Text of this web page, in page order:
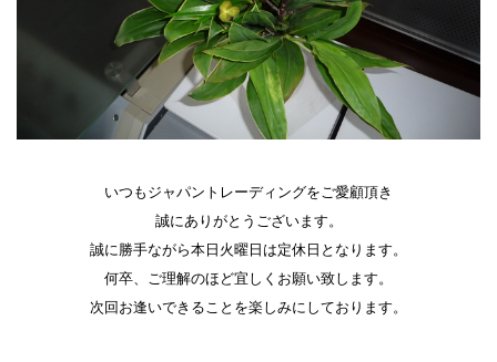
いつもジャパントレーディングをご愛顧頂き
誠にありがとうございます。
誠に勝手ながら本日火曜日は定休日となります。
何卒、ご理解のほど宜しくお願い致します。
次回お逢いできることを楽しみにしております。